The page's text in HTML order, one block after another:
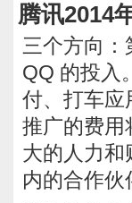
腾讯2014
三个方向：
QQ 的投入
付、打车应
推广的费用
大的人力和
内的合作伙